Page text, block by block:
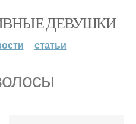
ДЕВУШКИ
статьи